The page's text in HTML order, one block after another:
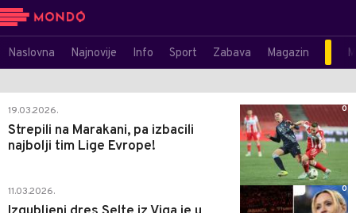
Naslovna Najnovije Info Sport Zabava Magazin
19.03.2026.
Strepili na Marakani, pa izbacili
najbolji tim Lige Evrope!
0
11.03.2026. 0